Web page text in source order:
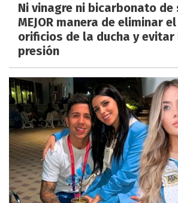
Ni vinagre ni bicarbonato de
MEJOR manera de eliminar
orificios de la ducha y evitar
presión